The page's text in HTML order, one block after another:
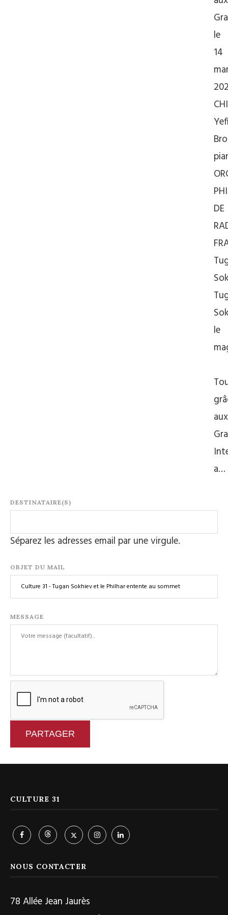
le
14
DE
le
aux
a…
DESTINATAIRE(S)
Séparez les adresses email par une virgule.
OBJET DU MAIL
MESSAGE
PARTAGER
CULTURE 31
NOUS CONTACTER
78 Allée Jean Jaurès